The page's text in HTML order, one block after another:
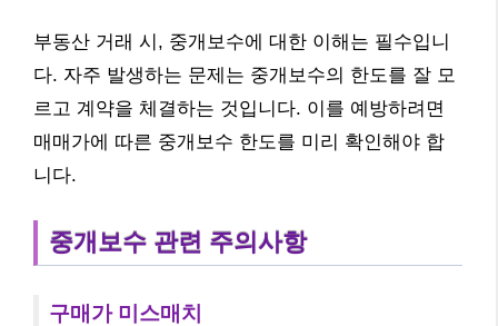
부동산 거래 시, 중개보수에 대한 이해는 필수입니
다. 자주 발생하는 문제는 중개보수의 한도를 잘 모
르고 계약을 체결하는 것입니다. 이를 예방하려면
매매가에 따른 중개보수 한도를 미리 확인해야 합
니다.
중개보수 관련 주의사항
구매가 미스매치